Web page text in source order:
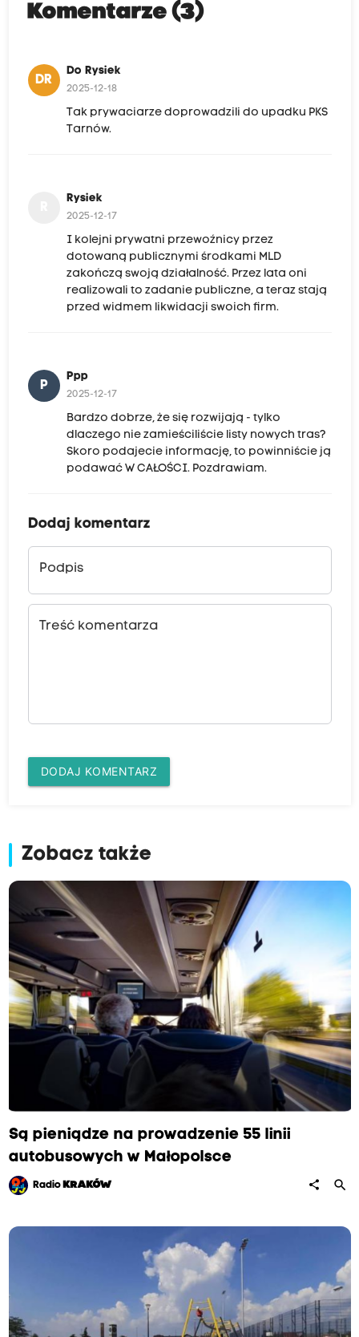
Komentarze (3)
DR
Do Rysiek
2025-12-18
Tak prywaciarze doprowadzili do upadku PKS
Tarnów.
Rysiek
2025-12-17
I kolejni prywatni przewoźnicy przez
dotowaną publicznymi środkami MLD
zakończą swoją działalność. Przez lata oni
realizowali to zadanie publiczne, a teraz stają
przed widmem likwidacji swoich firm.
P
Ppp
2025-12-17
Bardzo dobrze, że się rozwijają - tylko
dlaczego nie zamieściliście listy nowych tras?
Skoro podajecie informację, to powinniście ją
podawać W CAŁOŚCI. Pozdrawiam.
Dodaj komentarz
Podpis
Treść komentarza
DODAJ KOMENTARZ
Zobacz także
Są pieniądze na prowadzenie 55 linii
autobusowych w Małopolsce
Radio KRAKÓW share search